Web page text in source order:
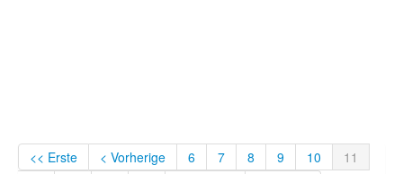
<< Erste < Vorherige 6 7 8 9 10
11